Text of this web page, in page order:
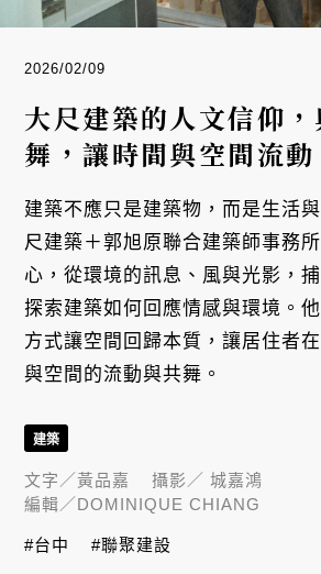
2026/02/09
大尺建築的人文信仰
舞，讓時間與空間流動
建築不應只是建築物，而是生活
尺建築＋郭旭原聯合建築師事務
心，從環境的訊息、風與光影，
探索建築如何回應情感與環境。
方式讓空間回歸本質，讓居住者
與空間的流動與共舞。
建築
文字／黃品嘉 攝影／ 城嘉鴻
編輯／DOMINIQUE CHIANG
#台中 #聯聚建設